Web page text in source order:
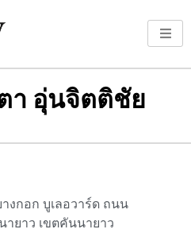
า อุ่นจิตติชัย
งกอก บูเลอวาร์ด ถนน
ยาว เขตคันนายาว